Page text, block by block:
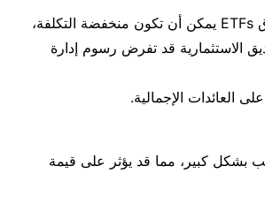
بالرغم من أن صندوق ETFs يمكن أن تكون منخفضة التكلفة،
الاستثمارية قد تفرض رسوم إدارة
العائدات الإجمالية.
بشكل كبير، مما قد يؤثر على قيمة